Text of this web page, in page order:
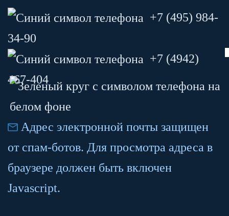
+7 (495) 984-
34-90
+7 (4942)
467-404
Адрес электронной почты защищен
от спам-ботов. Для просмотра адреса в
браузере должен быть включен
Javascript.